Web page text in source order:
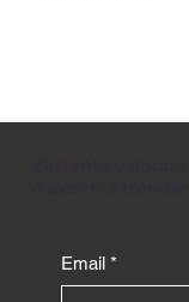
Email *